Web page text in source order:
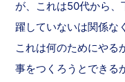
が、これは50代から
躍していないは関係な
これは何のためにやる
事をつくろうとできる